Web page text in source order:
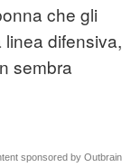
che gli
difensiva,
sembra
sponsored by Outbrain